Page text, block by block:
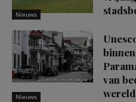
Nieuws
Nieuws
van